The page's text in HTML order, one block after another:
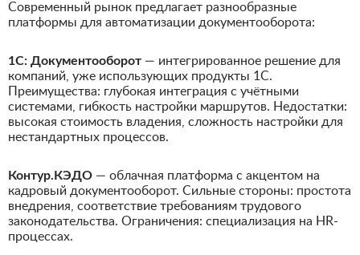
Современный рынок предлагает разнообразные
платформы для автоматизации документооборота:
1С: Документооборот — интегрированное решение для
компаний, уже использующих продукты 1С.
Преимущества: глубокая интеграция с учётными
системами, гибкость настройки маршрутов. Недостатки:
высокая стоимость владения, сложность настройки для
нестандартных процессов.
Контур.КЭДО — облачная платформа с акцентом на
кадровый документооборот. Сильные стороны: простота
внедрения, соответствие требованиям трудового
законодательства. Ограничения: специализация на HR-
процессах.